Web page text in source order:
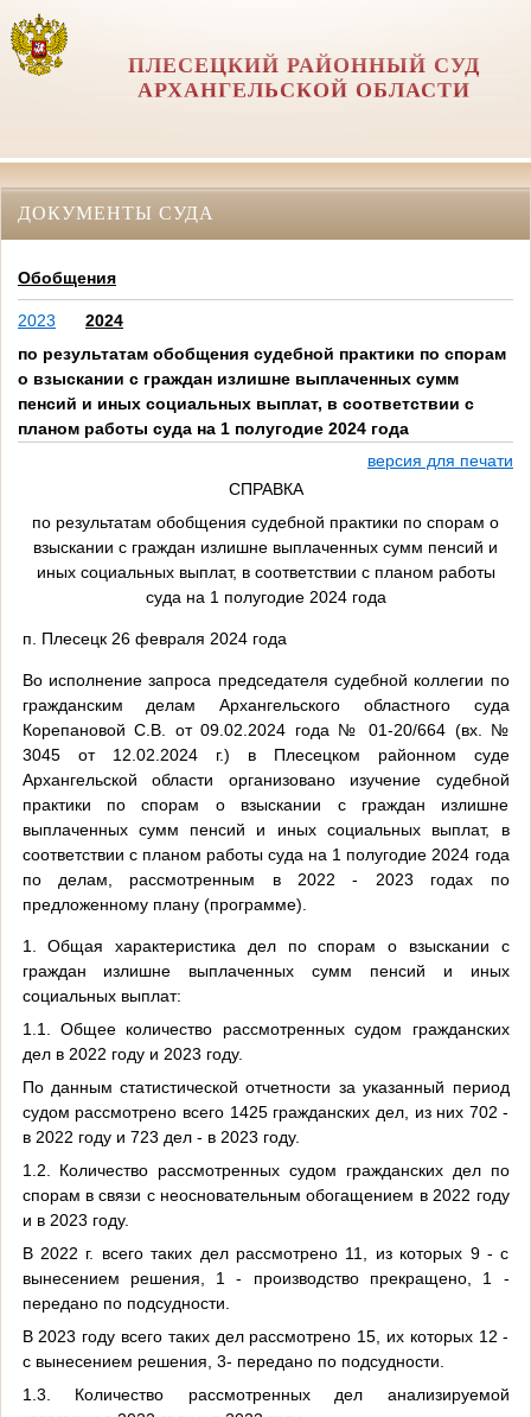
ПЛЕСЕЦКИЙ РАЙОННЫЙ СУД
АРХАНГЕЛЬСКОЙ ОБЛАСТИ
ДОКУМЕНТЫ СУДА
Обобщения
2023
2024
по результатам обобщения судебной практики по спорам
о взыскании с граждан излишне выплаченных сумм
пенсий и иных социальных выплат, в соответствии с
планом работы суда на 1 полугодие 2024 года
версия для печати
СПРАВКА
по результатам обобщения судебной практики по спорам о
взыскании с граждан излишне выплаченных сумм пенсий и
иных социальных выплат, в соответствии с планом работы
суда на 1 полугодие 2024 года
п. Плесецк 26 февраля 2024 года
Во исполнение запроса председателя судебной коллегии по
гражданским делам Архангельского областного суда
Корепановой С.В. от 09.02.2024 года № 01-20/664 (вх. №
3045 от 12.02.2024 г.) в Плесецком районном суде
Архангельской области организовано изучение судебной
практики по спорам о взыскании с граждан излишне
выплаченных сумм пенсий и иных социальных выплат, в
соответствии с планом работы суда на 1 полугодие 2024 года
по делам, рассмотренным в 2022 - 2023 годах по
предложенному плану (программе).
1. Общая характеристика дел по спорам о взыскании с
граждан излишне выплаченных сумм пенсий и иных
социальных выплат:
1.1. Общее количество рассмотренных судом гражданских
дел в 2022 году и 2023 году.
По данным статистической отчетности за указанный период
судом рассмотрено всего 1425 гражданских дел, из них 702 -
в 2022 году и 723 дел - в 2023 году.
1.2. Количество рассмотренных судом гражданских дел по
спорам в связи с неосновательным обогащением в 2022 году
и в 2023 году.
В 2022 г. всего таких дел рассмотрено 11, из которых 9 - с
вынесением решения, 1 - производство прекращено, 1 -
передано по подсудности.
В 2023 году всего таких дел рассмотрено 15, их которых 12 -
с вынесением решения, 3- передано по подсудности.
1.3. Количество рассмотренных дел анализируемой